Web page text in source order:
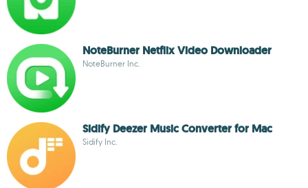
NoteBurner Netflix Video Downloader
NoteBurner Inc.
Sidify Deezer Music Converter for Mac
Sidify Inc.